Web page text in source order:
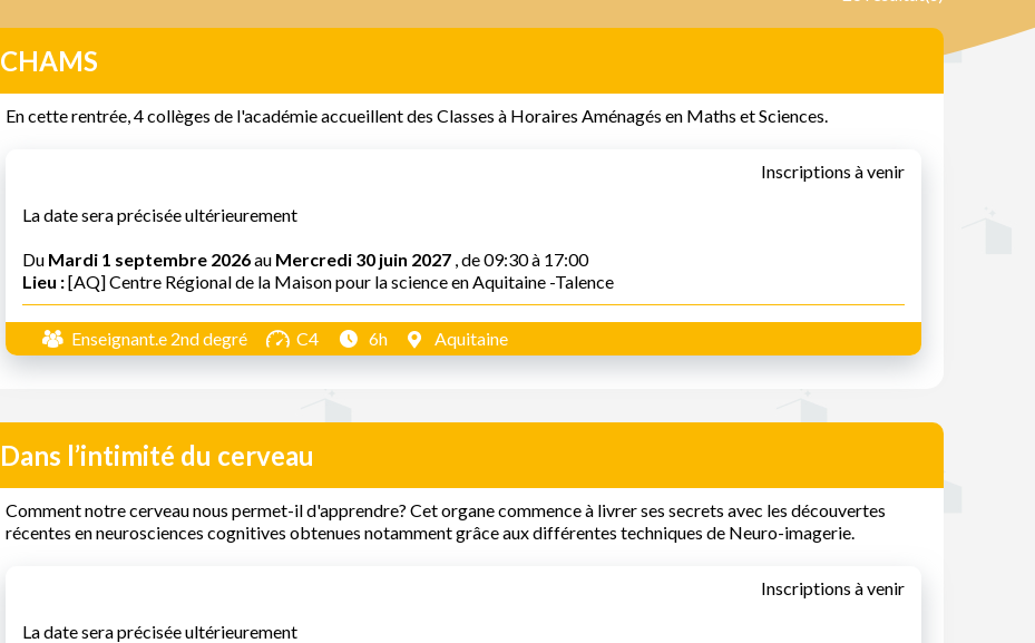
CHAMS
En cette rentrée, 4 collèges de l'académie accueillent des Classes à Horaires Aménagés en Maths et Sciences.
La date sera précisée ultérieurement
Inscriptions à venir
Du Mardi 1 septembre 2026au Mercredi 30 juin 2027 , de 09:30 à 17:00
Lieu :[AQ] Centre Régional de la Maison pour la science en Aquitaine -Talence
Enseignant.e 2nd degré C4 6h Aquitaine
Dans l’intimité du cerveau
Comment notre cerveau nous permet-il d'apprendre? Cet organe commence à livrer ses secrets avec les découvertes
récentes en neurosciences cognitives obtenues notamment grâce aux différentes techniques de Neuro-imagerie.
La date sera précisée ultérieurement
Inscriptions à venir